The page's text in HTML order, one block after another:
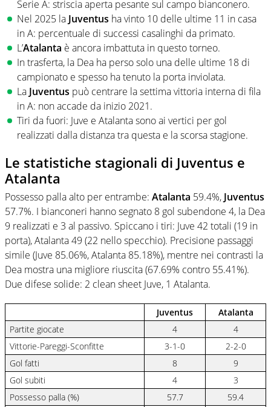
Serie A: striscia aperta pesante sul campo bianconero.
Nel 2025 la Juventus ha vinto 10 delle ultime 11 in casa
in A: percentuale di successi casalinghi da primato.
L’Atalanta è ancora imbattuta in questo torneo.
In trasferta, la Dea ha perso solo una delle ultime 18 di
campionato e spesso ha tenuto la porta inviolata.
La Juventus può centrare la settima vittoria interna di fila
in A: non accade da inizio 2021.
Tiri da fuori: Juve e Atalanta sono ai vertici per gol
realizzati dalla distanza tra questa e la scorsa stagione.
Le statistiche stagionali di Juventus e
Atalanta
Possesso palla alto per entrambe: Atalanta 59.4%, Juventus
57.7%. I bianconeri hanno segnato 8 gol subendone 4, la Dea
9 realizzati e 3 al passivo. Spiccano i tiri: Juve 42 totali (19 in
porta), Atalanta 49 (22 nello specchio). Precisione passaggi
simile (Juve 85.06%, Atalanta 85.18%), mentre nei contrasti la
Dea mostra una migliore riuscita (67.69% contro 55.41%).
Due difese solide: 2 clean sheet Juve, 1 Atalanta.
Juventus
Atalanta
Partite giocate
4
4
Vittorie-Pareggi-Sconfitte
3-1-0
2-2-0
Gol fatti
8
9
Gol subiti
4
3
Possesso palla (%)
57.7
59.4